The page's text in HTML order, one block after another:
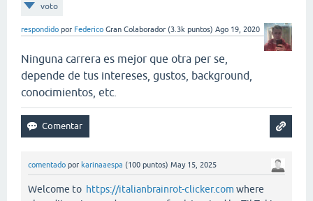
voto
respondido por Federico Gran Colaborador (3.3k puntos) Ago 19, 2020
Ninguna carrera es mejor que otra per se,
depende de tus intereses, gustos, background,
conocimientos, etc.
comentado por karinaaespa (100 puntos) May 15, 2025
Welcome to https://italianbrainrot-clicker.com where